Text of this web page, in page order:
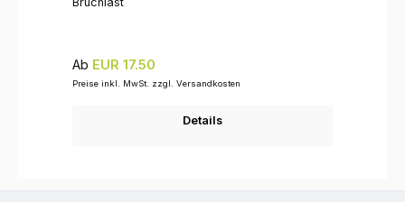
Regulärer Preis:
Ab EUR 17.50
Preise inkl. MwSt. zzgl. Versandkosten
Details